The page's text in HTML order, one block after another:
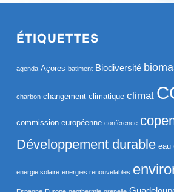
ÉTIQUETTES
agenda Açores batiment Biodiversité
charbon changement climatique climat
commission européenne conférence
Développement durable eau
energie solaire energies renouvelables